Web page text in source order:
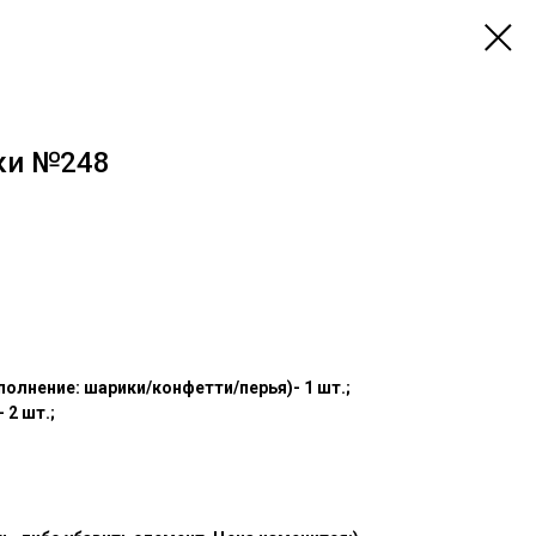
№248
шарики/конфетти/перья)- 1 шт.;
2 шт.;